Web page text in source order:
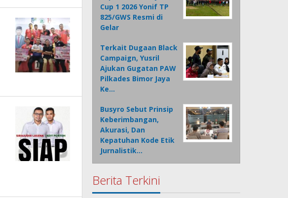
Cup 1 2026 Yonif TP
825/GWS Resmi di
Gelar
Terkait Dugaan Black
Campaign, Yusril
Ajukan Gugatan PAW
Pilkades Bimor Jaya
Ke…
Busyro Sebut Prinsip
Keberimbangan,
Akurasi, Dan
Kepatuhan Kode Etik
Jurnalistik…
Berita Terkini